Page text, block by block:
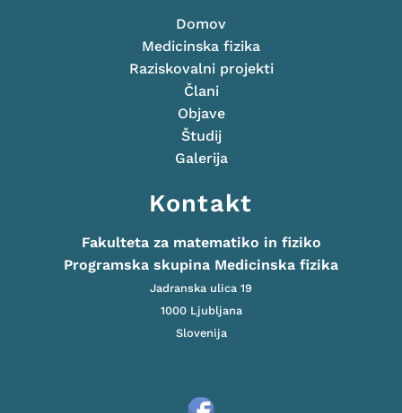
Domov
Medicinska fizika
Raziskovalni projekti
Člani
Objave
Študij
Galerija
Kontakt
Fakulteta za matematiko in fiziko
Programska skupina Medicinska fizika
Jadranska ulica 19
1000 Ljubljana
Slovenija